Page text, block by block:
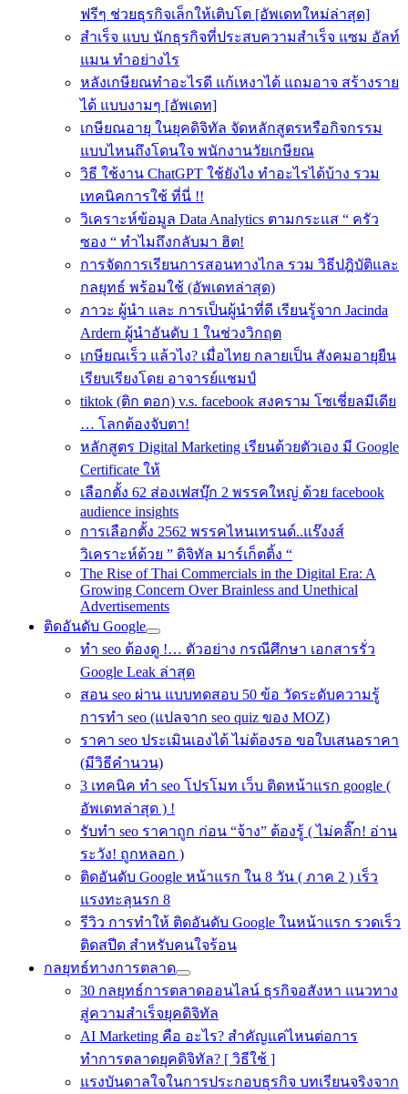
ฟรีๆ ช่วยธุรกิจเล็กให้เติบโต [อัพเดทใหม่ล่าสุด]
สำเร็จ แบบ นักธุรกิจที่ประสบความสําเร็จ แซม อัลท์
แมน ทำอย่างไร
หลังเกษียณทําอะไรดี แก้เหงาได้ แถมอาจ สร้างราย
ได้ แบบงามๆ [อัพเดท]
เกษียณอายุ ในยุคดิจิทัล จัดหลักสูตรหรือกิจกรรม
แบบไหนถึงโดนใจ พนักงานวัยเกษียณ
วิธี ใช้งาน ChatGPT ใช้ยังไง ทำอะไรได้บ้าง รวม
เทคนิคการใช้ ที่นี่ !!
วิเคราะห์ข้อมูล Data Analytics ตามกระแส “ ครัว
ซอง “ ทำไมถึงกลับมา ฮิต!
การจัดการเรียนการสอนทางไกล รวม วิธีปฎิบัติและ
กลยุทธ์ พร้อมใช้ (อัพเดทล่าสุด)
ภาวะ ผู้นำ และ การเป็นผู้นำที่ดี เรียนรู้จาก Jacinda
Ardern ผู้นำอันดับ 1 ในช่วงวิกฤต
เกษียณเร็ว แล้วไง? เมื่อไทย กลายเป็น สังคมอายุยืน
เรียบเรียงโดย อาจารย์แชมป์
tiktok (ติก ตอก) v.s. facebook สงคราม โซเชี่ยลมีเดีย
… โลกต้องจับตา!
หลักสูตร Digital Marketing เรียนด้วยตัวเอง มี Google
Certificate ให้
เลือกตั้ง 62 ส่องเฟสบุ๊ก 2 พรรคใหญ่ ด้วย facebook
audience insights
การเลือกตั้ง 2562 พรรคไหนเทรนด์..แร๊งงส์
วิเคราะห์ด้วย ” ดิจิทัล มาร์เก็ตติ้ง “
The Rise of Thai Commercials in the Digital Era: A
Growing Concern Over Brainless and Unethical
Advertisements
ติดอันดับ Google
ทำ seo ต้องดู !… ตัวอย่าง กรณีศึกษา เอกสารรั่ว
Google Leak ล่าสุด
สอน seo ผ่าน แบบทดสอบ 50 ข้อ วัดระดับความรู้
การทำ seo (แปลจาก seo quiz ของ MOZ)
ราคา seo ประเมินเองได้ ไม่ต้องรอ ขอใบเสนอราคา
(มีวิธีคำนวน)
3 เทคนิค ทำ seo โปรโมท เว็บ ติดหน้าแรก google (
อัพเดทล่าสุด ) !
รับทำ seo ราคาถูก ก่อน “จ้าง” ต้องรู้ ( ไม่คลิ๊ก! อ่าน
ระวัง! ถูกหลอก )
ติดอันดับ Google หน้าแรก ใน 8 วัน ( ภาค 2 ) เร็ว
แรงทะลุนรก 8
รีวิว การทำให้ ติดอันดับ Google ในหน้าแรก รวดเร็ว
ติดสปีด สำหรับคนใจร้อน
กลยุทธ์ทางการตลาด
30 กลยุทธ์การตลาดออนไลน์ ธุรกิจอสังหา แนวทาง
สู่ความสำเร็จยุคดิจิทัล
AI Marketing คือ อะไร? สำคัญแค่ไหนต่อการ
ทำการตลาดยุคดิจิทัล? [ วิธีใช้ ]
แรงบันดาลใจในการประกอบธุรกิจ บทเรียนจริงจาก